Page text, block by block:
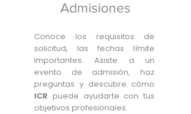
Admisiones
Conoce los requisitos de
solicitud, las fechas límite
importantes. Asiste a un
evento de admisión, haz
preguntas y descubre cómo
ICR puede ayudarte con tus
objetivos profesionales.